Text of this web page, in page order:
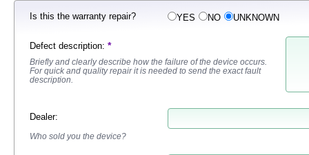
Is this the warranty repair? YES NO UNKNOWN
Defect description: *
Briefly and clearly describe how the failure of the device occurs.
For quick and quality repair it is needed to send the exact fault
description.
Dealer:
Who sold you the device?